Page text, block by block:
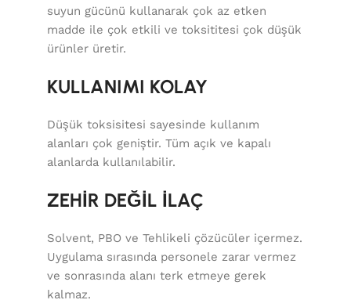
suyun gücünü kullanarak çok az etken
madde ile çok etkili ve toksititesi çok düşük
ürünler üretir.
KULLANIMI KOLAY
Düşük toksisitesi sayesinde kullanım
alanları çok geniştir. Tüm açık ve kapalı
alanlarda kullanılabilir.
ZEHİR DEĞİL İLAÇ
Solvent, PBO ve Tehlikeli çözücüler içermez.
Uygulama sırasında personele zarar vermez
ve sonrasında alanı terk etmeye gerek
kalmaz.